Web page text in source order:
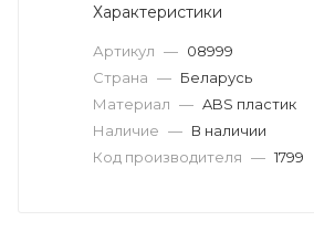
Характеристики
Артикул — 08999
Страна — Беларусь
Материал — ABS пластик
Наличие — В наличии
Код производителя — 1799